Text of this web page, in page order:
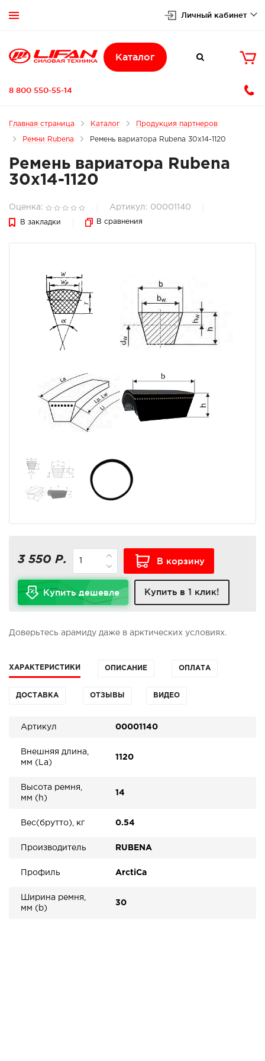
 Личный кабинет
Каталог  
8 800 550-55-14
Главная страница Каталог Продукция партнеров
Ремни Rubena Ремень вариатора Rubena 30x14-1120
Ремень вариатора Rubena
30x14-1120
Оценка: Артикул: 00001140
В закладки В сравнения
3 550 Р. В корзину
Купить дешевле Купить в 1 клик!
Доверьтесь арамиду даже в арктических условиях.
ХАРАКТЕРИСТИКИ ОПИСАНИЕ ОПЛАТА
ДОСТАВКА ОТЗЫВЫ ВИДЕО
Артикул 00001140
Внешняя длина,
мм (La)
1120
Высота ремня,
мм (h)
14
Вес(брутто), кг 0.54
Производитель RUBENA
Профиль ArctiCa
Ширина ремня,
мм (b)
30